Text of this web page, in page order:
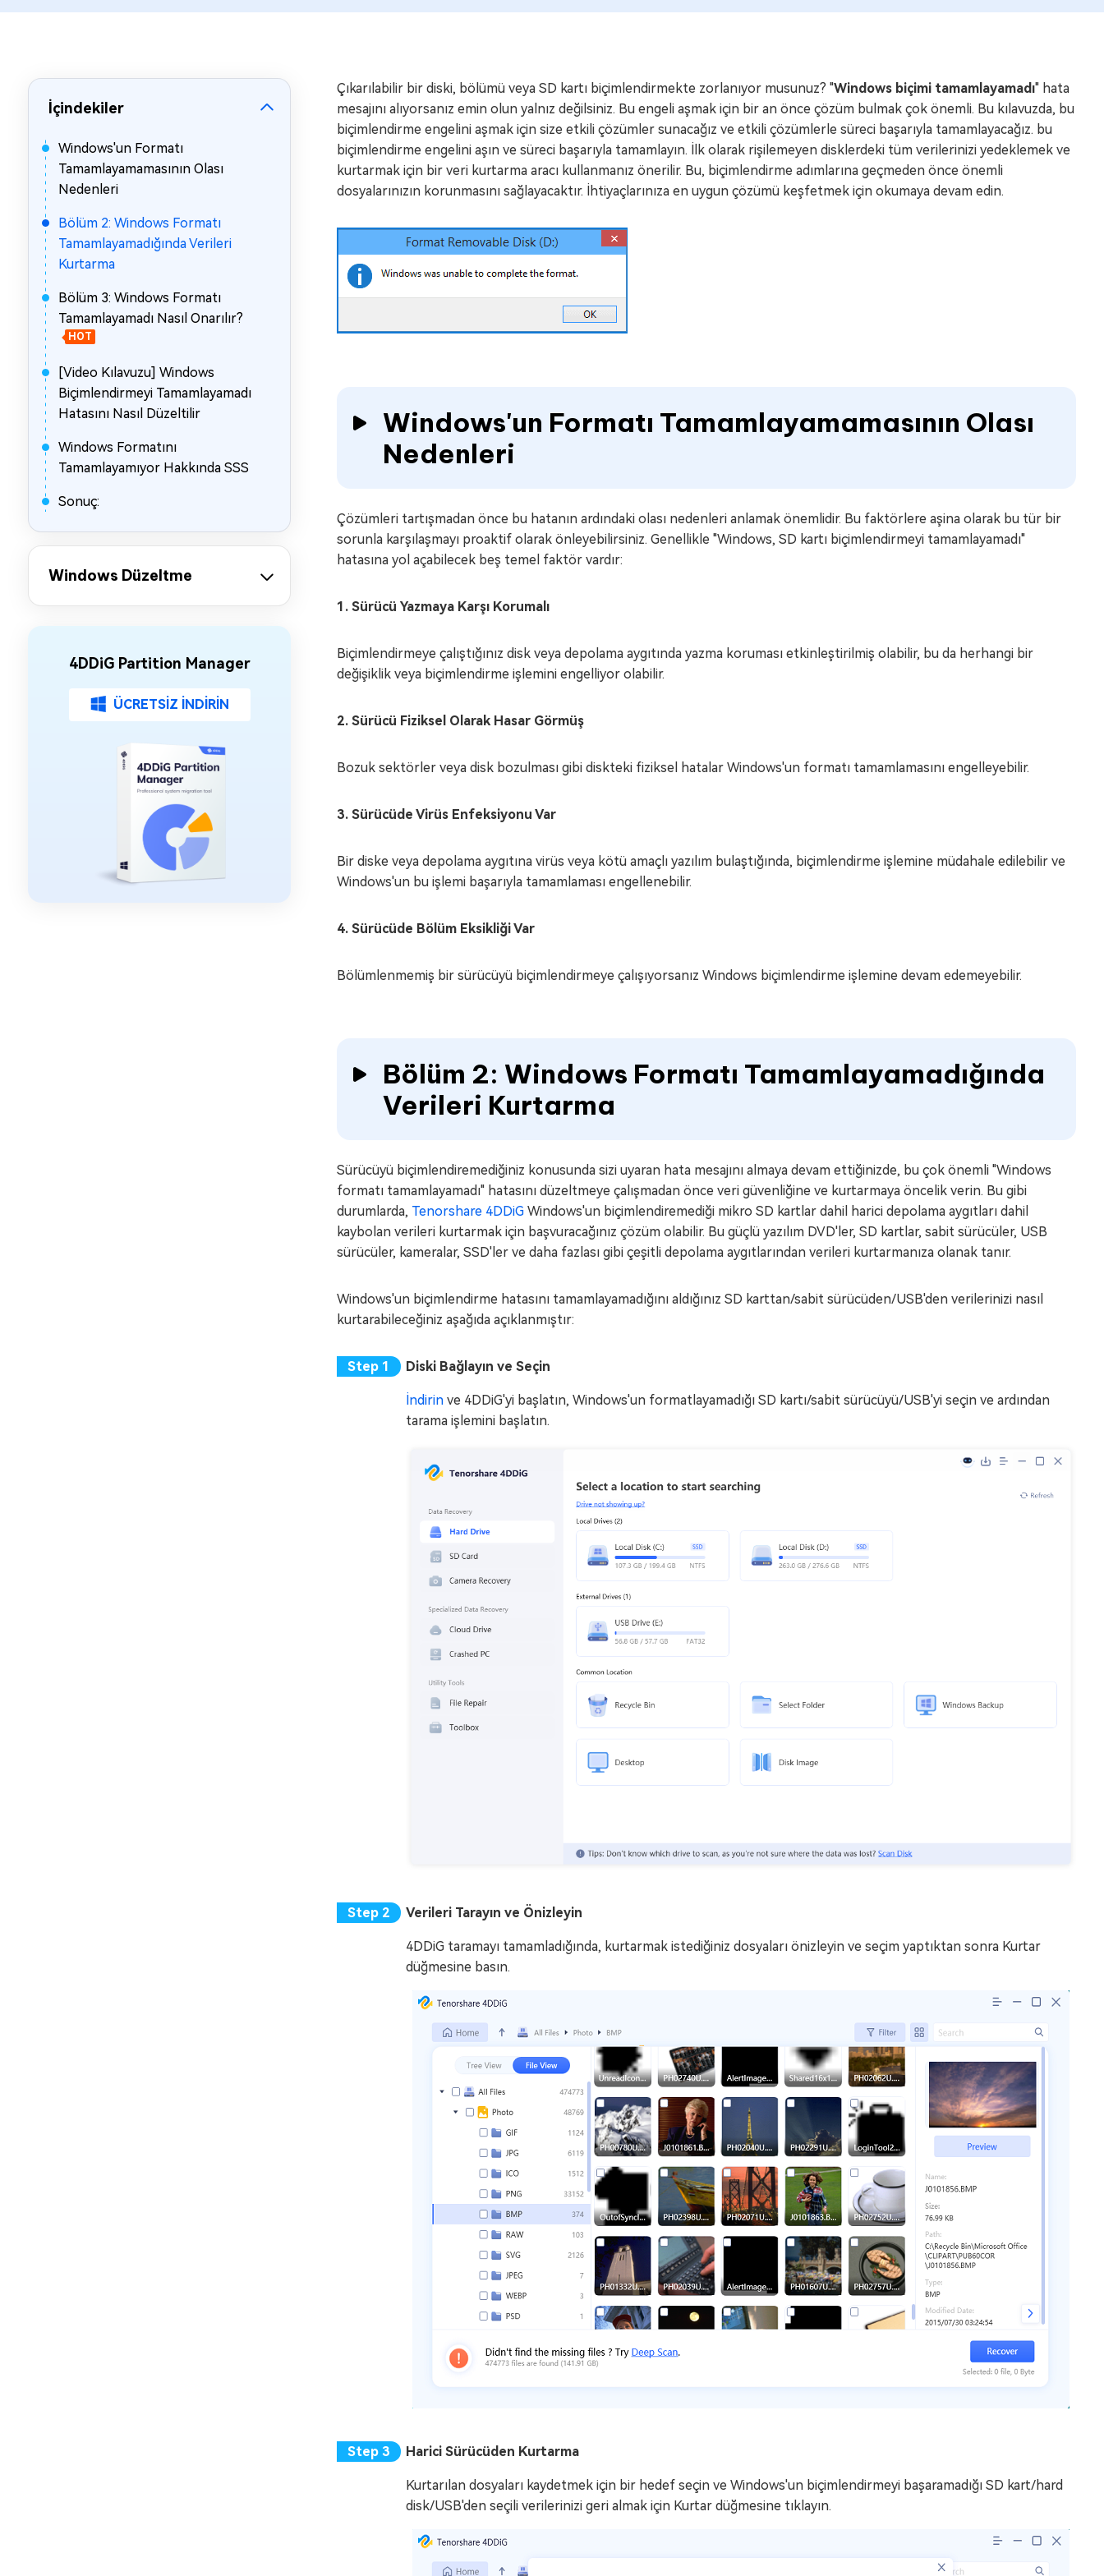
İçindekiler
Windows'un Formatı
Tamamlayamamasının Olası
Nedenleri
Bölüm 2: Windows Formatı
Tamamlayamadığında Verileri
Kurtarma
Bölüm 3: Windows Formatı
Tamamlayamadı Nasıl Onarılır?
HOT
[Video Kılavuzu] Windows
Biçimlendirmeyi Tamamlayamadı
Hatasını Nasıl Düzeltilir
Windows Formatını
Tamamlayamıyor Hakkında SSS
Sonuç:
Windows Düzeltme
4DDiG Partition Manager
ÜCRETSİZ İNDİRİN
Çıkarılabilir bir diski, bölümü veya SD kartı biçimlendirmekte zorlanıyor musunuz? "Windows biçimi tamamlayamadı" hata
mesajını alıyorsanız emin olun yalnız değilsiniz. Bu engeli aşmak için bir an önce çözüm bulmak çok önemli. Bu kılavuzda, bu
biçimlendirme engelini aşmak için size etkili çözümler sunacağız ve etkili çözümlerle süreci başarıyla tamamlayacağız. bu
biçimlendirme engelini aşın ve süreci başarıyla tamamlayın. İlk olarak rişilemeyen disklerdeki tüm verilerinizi yedeklemek ve
kurtarmak için bir veri kurtarma aracı kullanmanız önerilir. Bu, biçimlendirme adımlarına geçmeden önce önemli
dosyalarınızın korunmasını sağlayacaktır. İhtiyaçlarınıza en uygun çözümü keşfetmek için okumaya devam edin.
Windows'un Formatı Tamamlayamamasının Olası
Nedenleri
Çözümleri tartışmadan önce bu hatanın ardındaki olası nedenleri anlamak önemlidir. Bu faktörlere aşina olarak bu tür bir
sorunla karşılaşmayı proaktif olarak önleyebilirsiniz. Genellikle "Windows, SD kartı biçimlendirmeyi tamamlayamadı"
hatasına yol açabilecek beş temel faktör vardır:
1. Sürücü Yazmaya Karşı Korumalı
Biçimlendirmeye çalıştığınız disk veya depolama aygıtında yazma koruması etkinleştirilmiş olabilir, bu da herhangi bir
değişiklik veya biçimlendirme işlemini engelliyor olabilir.
2. Sürücü Fiziksel Olarak Hasar Görmüş
Bozuk sektörler veya disk bozulması gibi diskteki fiziksel hatalar Windows'un formatı tamamlamasını engelleyebilir.
3. Sürücüde Virüs Enfeksiyonu Var
Bir diske veya depolama aygıtına virüs veya kötü amaçlı yazılım bulaştığında, biçimlendirme işlemine müdahale edilebilir ve
Windows'un bu işlemi başarıyla tamamlaması engellenebilir.
4. Sürücüde Bölüm Eksikliği Var
Bölümlenmemiş bir sürücüyü biçimlendirmeye çalışıyorsanız Windows biçimlendirme işlemine devam edemeyebilir.
Bölüm 2: Windows Formatı Tamamlayamadığında
Verileri Kurtarma
Sürücüyü biçimlendiremediğiniz konusunda sizi uyaran hata mesajını almaya devam ettiğinizde, bu çok önemli "Windows
formatı tamamlayamadı" hatasını düzeltmeye çalışmadan önce veri güvenliğine ve kurtarmaya öncelik verin. Bu gibi
durumlarda, Tenorshare 4DDiG Windows'un biçimlendiremediği mikro SD kartlar dahil harici depolama aygıtları dahil
kaybolan verileri kurtarmak için başvuracağınız çözüm olabilir. Bu güçlü yazılım DVD'ler, SD kartlar, sabit sürücüler, USB
sürücüler, kameralar, SSD'ler ve daha fazlası gibi çeşitli depolama aygıtlarından verileri kurtarmanıza olanak tanır.
Windows'un biçimlendirme hatasını tamamlayamadığını aldığınız SD karttan/sabit sürücüden/USB'den verilerinizi nasıl
kurtarabileceğiniz aşağıda açıklanmıştır:
Diski Bağlayın ve Seçin
İndirin ve 4DDiG'yi başlatın, Windows'un formatlayamadığı SD kartı/sabit sürücüyü/USB'yi seçin ve ardından
tarama işlemini başlatın.
Verileri Tarayın ve Önizleyin
4DDiG taramayı tamamladığında, kurtarmak istediğiniz dosyaları önizleyin ve seçim yaptıktan sonra Kurtar
düğmesine basın.
Harici Sürücüden Kurtarma
Kurtarılan dosyaları kaydetmek için bir hedef seçin ve Windows'un biçimlendirmeyi başaramadığı SD kart/hard
disk/USB'den seçili verilerinizi geri almak için Kurtar düğmesine tıklayın.